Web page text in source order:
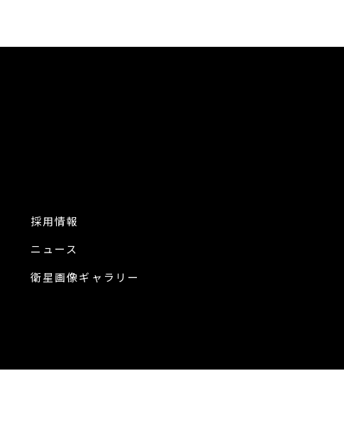
採用情報
ニュース
衛星画像ギャラリー